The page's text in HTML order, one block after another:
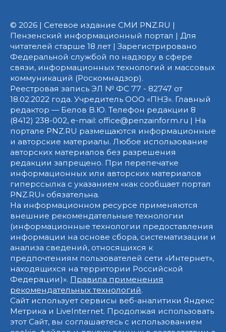
© 2026 | Сетевое издание СМИ PNZ.RU |
Пензенский информационный портал | Для
читателей старше 18 лет | Зарегистрировано
Федеральной службой по надзору в сфере
связи, информационных технологий и массовых
коммуникаций (Роскомнадзор).
Реестровая запись ЭЛ № ФС 77 - 82747 от
18.02.2022 года. Учредитель ООО «ПНЗ». Главный
редактор — Белов В.Ю. Телефон редакции 8
(8412) 238-002, e-mail: office@penzainform.ru | На
портале PNZ.RU размещаются информационные
и авторские материалы. Любое использование
авторских материалов без разрешения
редакции запрещено. При перепечатке
информационных или авторских материалов
гиперссылка с указанием «как сообщает портал
PNZ.RU» обязательна.
На информационном ресурсе применяются
внешние рекомендательные технологии
(информационные технологии предоставления
информации на основе сбора, систематизации и
анализа сведений, относящихся к
предпочтениям пользователей сети «Интернет»,
находящихся на территории Российской
Федерации)». Правила применения
рекомендательных технологий.
Сайт использует сервисы веб-аналитики Яндекс
Метрика и LiveInternet. Продолжая использовать
этот Сайт, вы соглашаетесь с использованием